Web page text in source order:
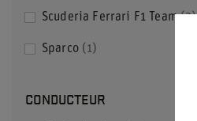
Scuderia Ferrari F1 Team 2
Sparco 1
CONDUCTEUR